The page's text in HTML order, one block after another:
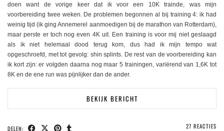
doen want de vorige keer dat ik voor een 10K trainde, was mijn
voorbereiding twee weken. De problemen begonnen al bij training 4: ik had
weinig tijd (ik ging Annemerel aanmoedigen bij de marathon van Rotterdam),
maar perste er toch nog even 4K uit. Een training is voor mij niet geslaagd
als ik niet helemaal dood terug kom, dus had ik mijn tempo wat
opgeschroefd, met tot gevolg: shin splints. De rest van de voorbereiding kan
ik kort zijn: er volgden daarna nog maar 5 trainingen, variërend van 1,6K tot
8K en de ene run was pijnlijker dan de ander.
BEKIJK BERICHT
DELEN: 27 REACTIES